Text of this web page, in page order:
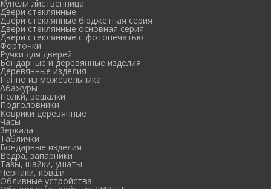
Купели лиственница
Двери стеклянные
Двери стеклянные бюджетная серия
Двери стеклянные основная серия
Двери стеклянные с фотопечатью
Форточки
Ручки для дверей
Бондарные и деревянные изделия
Деревянные изделия
Панно из можевельника
Абажуры
Полки, вешалки
Подголовники
Коврики деревянные
Часы
Зеркала
Таблички
Бондарные изделия
Ведра, запарники
Тазы, шайки, ушаты
Черпаки, ковши
Обливные устройства